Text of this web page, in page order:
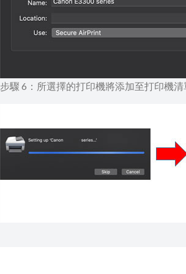
步驟 6：所選擇的打印機將添加至打印機